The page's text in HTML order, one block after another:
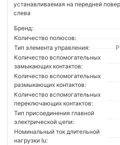
устанавливаемая на передней
слева
Бренд:
Количество полюсов:
Тип элемента управления:
Количество вспомогательных
замыкающих контактов:
Количество вспомогательных
размыкающих контактов:
Количество вспомогательных
переключающих контактов:
Тип присоединения главной
электрической цепи:
Номинальный ток длительной
нагрузки Iu: